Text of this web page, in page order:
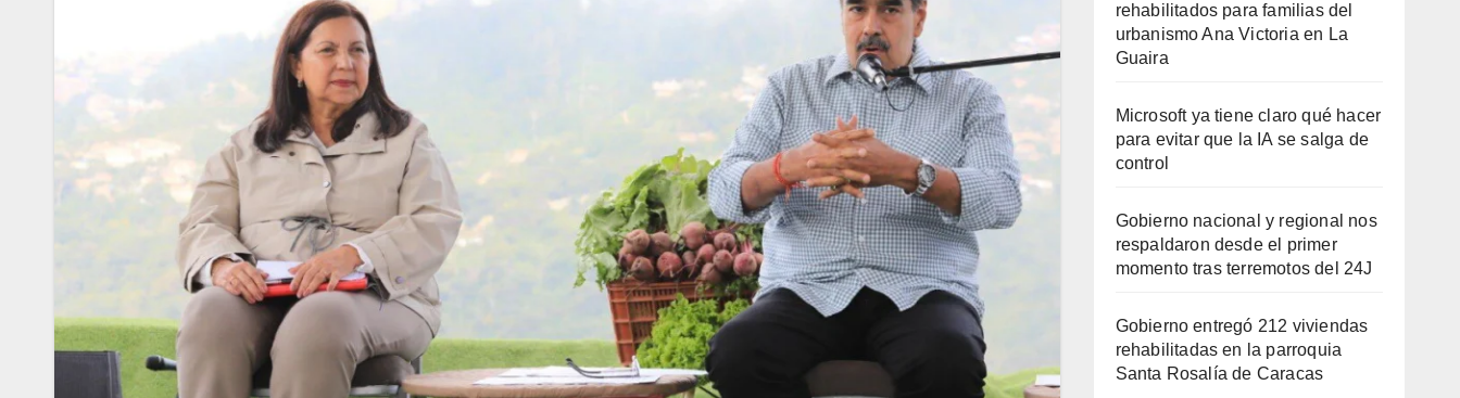
rehabilitados para familias del
urbanismo Ana Victoria en La
Guaira
Microsoft ya tiene claro qué hacer
para evitar que la IA se salga de
control
Gobierno nacional y regional nos
respaldaron desde el primer
momento tras terremotos del 24J
Gobierno entregó 212 viviendas
rehabilitadas en la parroquia
Santa Rosalía de Caracas